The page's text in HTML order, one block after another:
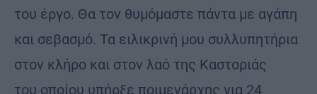
του έργο. Θα τον θυμόμαστε πάντα με αγάπη
και σεβασμό. Τα ειλικρινή μου συλλυπητήρια
στον κλήρο και στον λαό της Καστοριάς
του οποίου υπήρξε ποιμενάρχης για 24